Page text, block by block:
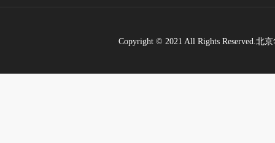
Copyright © 2021 All Rights Reserved.北